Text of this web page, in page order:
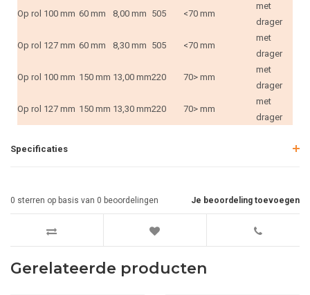
Op rol 100 mm 60 mm 8,00 mm 505 <70 mm
met
drager
Op rol 127 mm 60 mm 8,30 mm 505 <70 mm
met
drager
Op rol 100 mm 150 mm 13,00 mm220 70> mm
met
drager
Op rol 127 mm 150 mm 13,30 mm220 70> mm
met
drager
Specificaties
Je beoordeling toevoegen
0 sterren op basis van 0 beoordelingen
Gerelateerde producten